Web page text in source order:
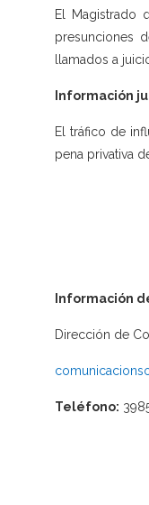
El Magistrado
presunciones
llamados a
Información
El tráfico de
pena privativa
Información
Dirección de
Teléfono: